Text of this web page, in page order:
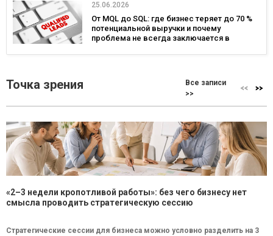
25.06.2026
От MQL до SQL: где бизнес теряет до 70 %
потенциальной выручки и почему
проблема не всегда заключается в
Точка зрения
Все записи
>>
«2–3 недели кропотливой работы»: без чего бизнесу нет
смысла проводить стратегическую сессию
Стратегические сессии для бизнеса можно условно разделить на 3